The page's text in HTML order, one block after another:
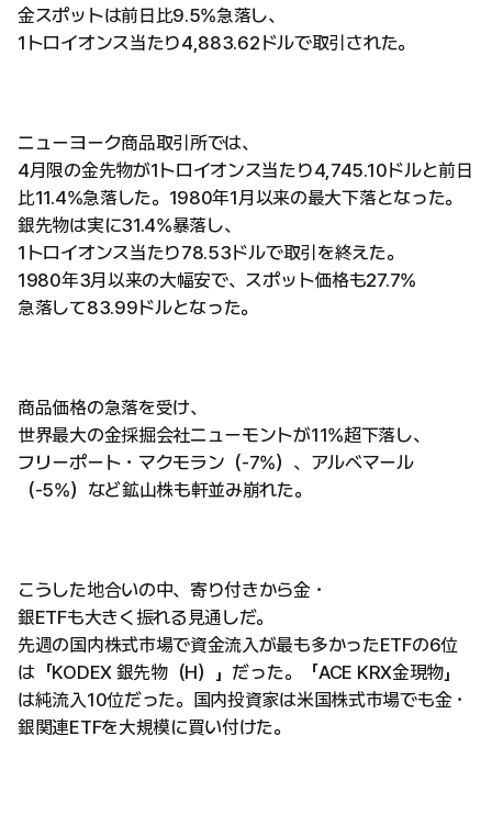
金スポットは前日比9.5%急落し、
1トロイオンス当たり4,883.62ドルで取引された。
ニューヨーク商品取引所では、
4月限の金先物が1トロイオンス当たり4,745.10ドルと前日
比11.4%急落した。1980年1月以来の最大下落となった。
銀先物は実に31.4%暴落し、
1トロイオンス当たり78.53ドルで取引を終えた。
1980年3月以来の大幅安で、スポット価格も27.7%
急落して83.99ドルとなった。
商品価格の急落を受け、
世界最大の金採掘会社ニューモントが11%超下落し、
フリーポート・マクモラン（-7%）、アルベマール
（-5%）など鉱山株も軒並み崩れた。
こうした地合いの中、寄り付きから金・
銀ETFも大きく振れる見通しだ。
先週の国内株式市場で資金流入が最も多かったETFの6位
は「KODEX 銀先物（H）」だった。「ACE KRX金現物」
は純流入10位だった。国内投資家は米国株式市場でも金・
銀関連ETFを大規模に買い付けた。